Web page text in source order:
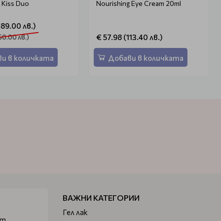
Duo
лв.)
лв.)
в количката
Nourishing Eye Cream 20ml
€ 57.98 (113.40 лв.)
Добави в количката
ВАЖНИ КАТЕГОРИИ
Гел лак